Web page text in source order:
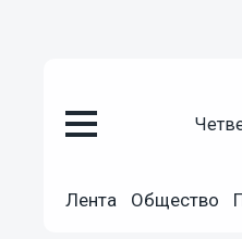
Лента Общество